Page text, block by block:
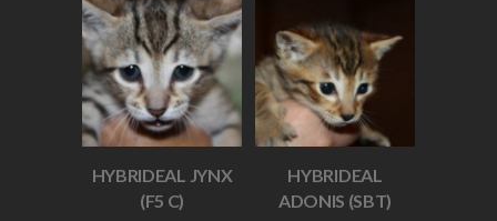
HYBRIDEAL JYNX
(F5 C)
HYBRIDEAL
ADONIS (SBT)